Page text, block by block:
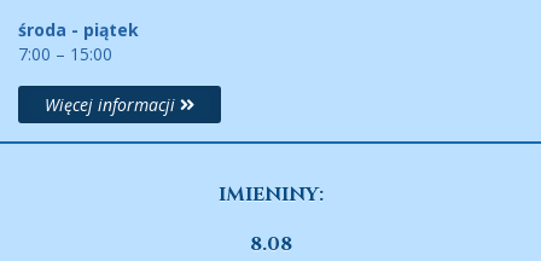
środa - piątek
7:00 – 15:00
Więcej informacji
IMIENINY:
8.08